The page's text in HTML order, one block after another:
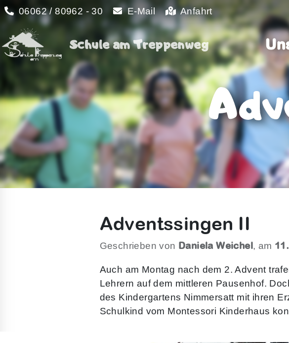
06062 / 80962 - 30 E-Mail Anfahrt
Schule am Treppenweg
Schule am Treppenweg
Adventssingen II
Geschrieben von Daniela Weichel, am
Auch am Montag nach dem 2. Advent
Lehrern auf dem mittleren Pausenhof.
des Kindergartens Nimmersatt mit ihren
Schulkind vom Montessori Kinderhaus